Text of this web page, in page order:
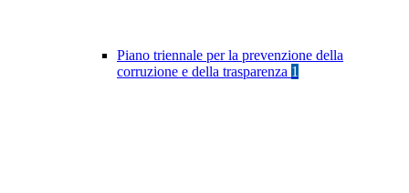
Piano triennale per la prevenzione della
corruzione e della trasparenza 1